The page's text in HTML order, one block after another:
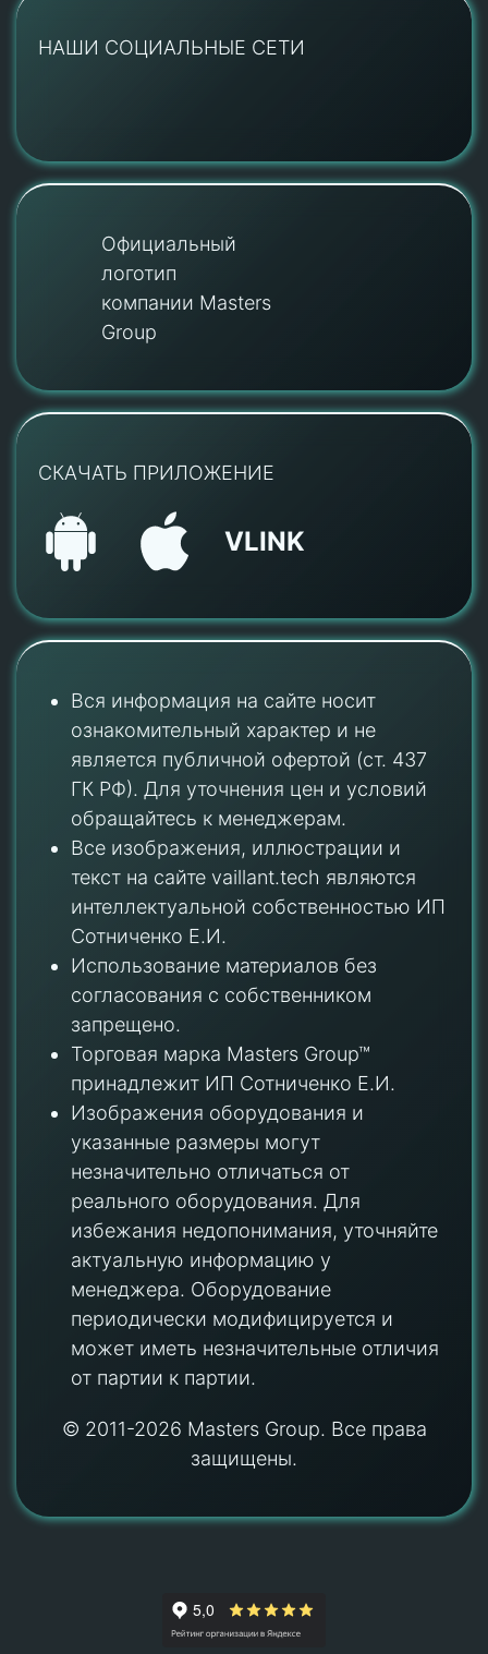
НАШИ СОЦИАЛЬНЫЕ СЕТИ
Официальный
логотип
компании Masters
Group
СКАЧАТЬ ПРИЛОЖЕНИЕ
VLINK
Вся информация на сайте носит
ознакомительный характер и не
является публичной офертой (ст. 437
ГК РФ). Для уточнения цен и условий
обращайтесь к менеджерам.
Все изображения, иллюстрации и
текст на сайте vaillant.tech являются
интеллектуальной собственностью ИП
Сотниченко Е.И.
Использование материалов без
согласования с собственником
запрещено.
Торговая марка Masters Group™
принадлежит ИП Сотниченко Е.И.
Изображения оборудования и
указанные размеры могут
незначительно отличаться от
реального оборудования. Для
избежания недопонимания, уточняйте
актуальную информацию у
менеджера. Оборудование
периодически модифицируется и
может иметь незначительные отличия
от партии к партии.
© 2011-2026 Masters Group. Все права
защищены.